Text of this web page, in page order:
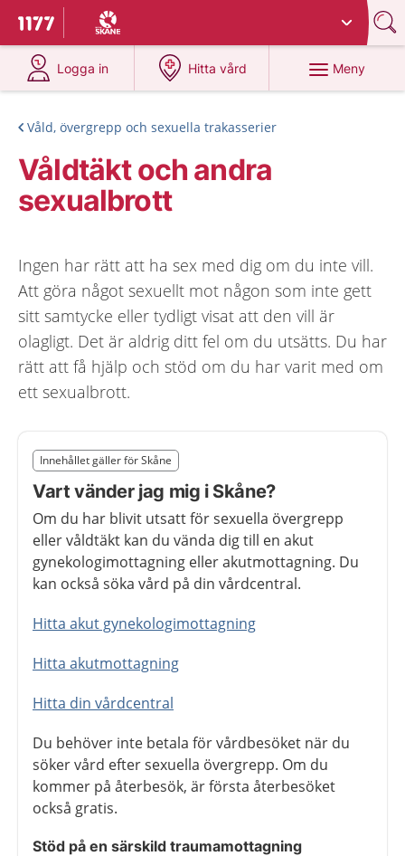
Till startsidan för 1177
Du har valt region
Logga in
på 1177.se
Hitta vård
på 1177.se
Meny
Våld, övergrepp och sexuella trakasserier
Våldtäkt och andra
sexualbrott
Ingen har rätt att ha sex med dig om du inte vill.
Att göra något sexuellt mot någon som inte gett
sitt samtycke eller tydligt visat att den vill är
olagligt. Det är aldrig ditt fel om du utsätts. Du har
rätt att få hjälp och stöd om du har varit med om
ett sexualbrott.
Nedan innehåll gäller region Skåne
Innehållet gäller för Skåne
Vart vänder jag mig i Skåne?
Om du har blivit utsatt för sexuella övergrepp
eller våldtäkt kan du vända dig till en akut
gynekologimottagning eller akutmottagning. Du
kan också söka vård på din vårdcentral.
Hitta akut gynekologimottagning
Hitta akutmottagning
Hitta din vårdcentral
Du behöver inte betala för vårdbesöket när du
söker vård efter sexuella övergrepp. Om du
kommer på återbesök, är första återbesöket
också gratis.
Stöd på en särskild traumamottagning
Slut på det regionala tillägget från region Skåne